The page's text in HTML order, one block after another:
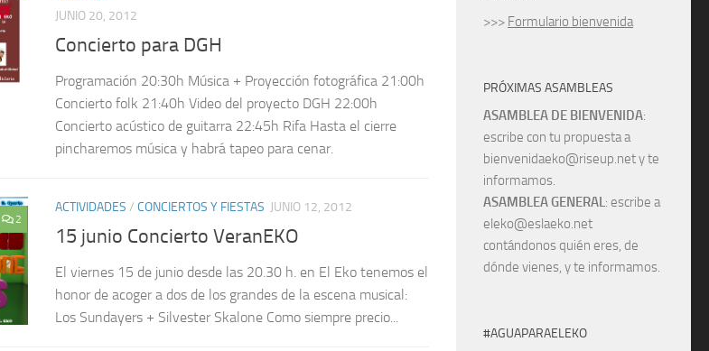
JUNIO 20, 2012
Concierto para DGH
Programación 20:30h Música + Proyección fotográfica 21:00h
Concierto folk 21:40h Video del proyecto DGH 22:00h
Concierto acústico de guitarra 22:45h Rifa Hasta el cierre
pincharemos música y habrá tapeo para cenar.
2
ACTIVIDADES / CONCIERTOS Y FIESTAS JUNIO 12, 2012
15 junio Concierto VeranEKO
El viernes 15 de junio desde las 20.30 h. en El Eko tenemos el
honor de acoger a dos de los grandes de la escena musical:
Los Sundayers + Silvester Skalone Como siempre precio...
>>> Formulario bienvenida
PRÓXIMAS ASAMBLEAS
ASAMBLEA DE BIENVENIDA:
escribe con tu propuesta a
bienvenidaeko@riseup.net y te
informamos.
ASAMBLEA GENERAL: escribe a
eleko@eslaeko.net
contándonos quién eres, de
dónde vienes, y te informamos.
#AGUAPARAELEKO